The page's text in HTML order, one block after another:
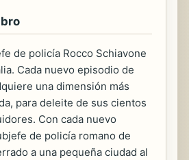
de policía Rocco Schiavone
Cada nuevo episodio de
una dimensión más
para deleite de sus cientos
Con cada nuevo
de policía romano de
a una pequeña ciudad al